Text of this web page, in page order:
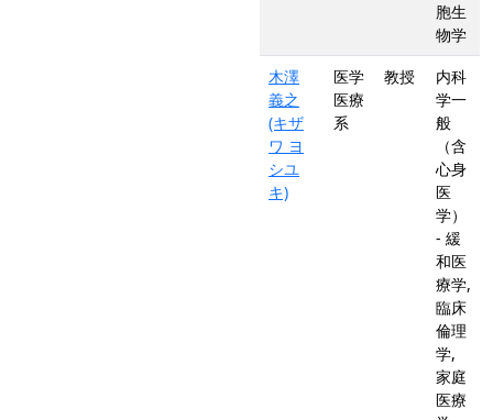
胞生
物学
木澤
義之
(キザ
ワ ヨ
シユ
キ)
医学
医療
系
教授
内科
学一
般
（含
心身
医
学）
- 緩
和医
療学,
臨床
倫理
学,
家庭
医療